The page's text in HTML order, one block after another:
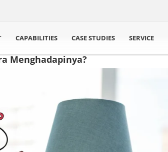
CAPABILITIES CASE STUDIES SERVICE
Menghadapinya?